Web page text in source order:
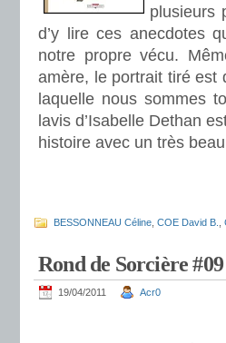
plusieurs
d’y lire ces anecdotes
notre propre vécu.
amère, le portrait tiré est
laquelle nous sommes
lavis d’Isabelle Dethan
histoire avec un très
BESSONNEAU Céline COE David B.
Rond de Sorcière #09
19/04/2011 Acr0